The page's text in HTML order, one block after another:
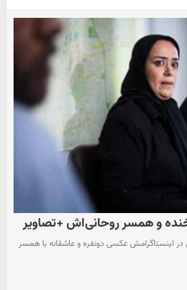
و همسر روحانی‌اش +تصاویر
در اینستاگرامش عکسی دونفره و عاشقانه با همسر